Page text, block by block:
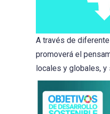
A través de
promoverá el
locales y globales, y